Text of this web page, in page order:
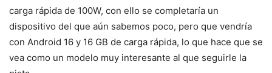
carga rápida de 100W, con ello se completaría un
dispositivo del que aún sabemos poco, pero que vendría
con Android 16 y 16 GB de carga rápida, lo que hace que se
vea como un modelo muy interesante al que seguirle la